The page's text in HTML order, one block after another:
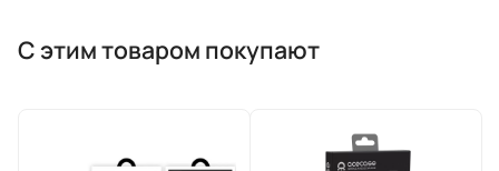
С этим товаром покупают